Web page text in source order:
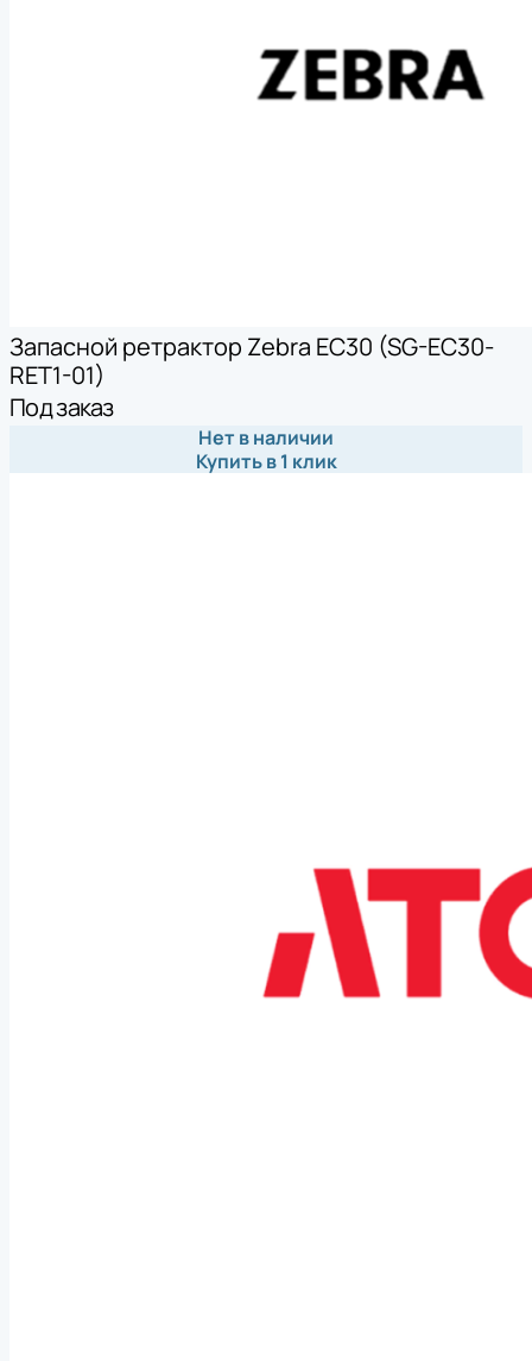
Запасной ретрактор Zebra EC30 (SG-EC30-
RET1-01)
Под заказ
Нет в наличии
Купить в 1 клик